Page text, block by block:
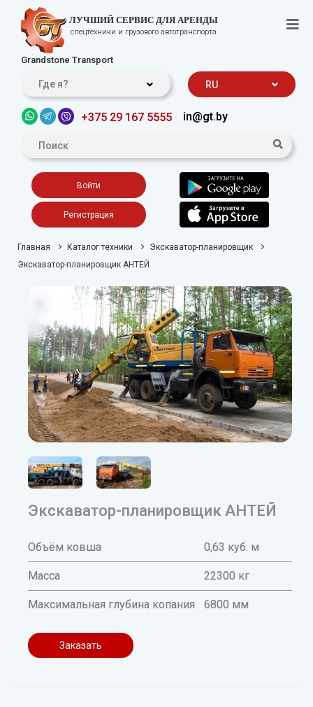
ЛУЧШИЙ СЕРВИС ДЛЯ АРЕНДЫ
спецтехники и грузового автотранспорта
Grandstone Transport
Где я? RU
+375 29 167 5555 in@gt.by
Войти
Регистрация
Главная Каталог техники
Экскаватор-планировщик
Экскаватор-планировщик АНТЕЙ
Экскаватор-планировщик АНТЕЙ
Объём ковша 0,63 куб. м
Масса 22300 кг
Максимальная глубина копания 6800 мм
Заказать